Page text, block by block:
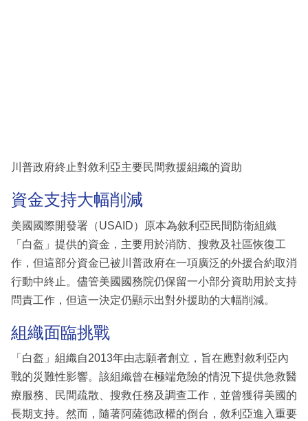
區
川普政府終止對敘利亞主要民間救援組織的資助
資金支持大幅削減
美國國際開發署（USAID）原本為敘利亞民間防衛組織
「白盔」提供的資金，主要用於消防、搜救及社區恢復工
作，但這部分資金已被川普政府在一項廣泛的外援合約取消
行動中終止。儘管美國國務院仍保留一小部分資助用於支持
問責工作，但這一決定仍顯示出對外援助的大幅削減。
組織面臨挑戰
「白盔」組織自2013年由志願者創立，旨在應對敘利亞內
戰的災難性影響。該組織曾在極端危險的情況下提供急救醫
療服務、民間疏散、搜救任務及調查工作，並曾獲得美國的
長期支持。然而，隨著阿薩德政權的倒台，敘利亞進入重要